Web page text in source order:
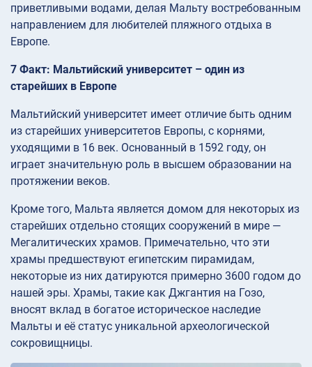
приветливыми водами, делая Мальту востребованным
направлением для любителей пляжного отдыха в
Европе.
7 Факт: Мальтийский университет – один из
старейших в Европе
Мальтийский университет имеет отличие быть одним
из старейших университетов Европы, с корнями,
уходящими в 16 век. Основанный в 1592 году, он
играет значительную роль в высшем образовании на
протяжении веков.
Кроме того, Мальта является домом для некоторых из
старейших отдельно стоящих сооружений в мире —
Мегалитических храмов. Примечательно, что эти
храмы предшествуют египетским пирамидам,
некоторые из них датируются примерно 3600 годом до
нашей эры. Храмы, такие как Джгантия на Гозо,
вносят вклад в богатое историческое наследие
Мальты и её статус уникальной археологической
сокровищницы.